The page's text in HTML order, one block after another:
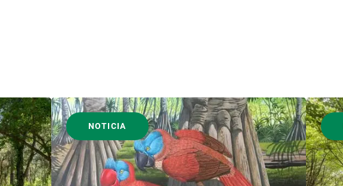
NOTICIA